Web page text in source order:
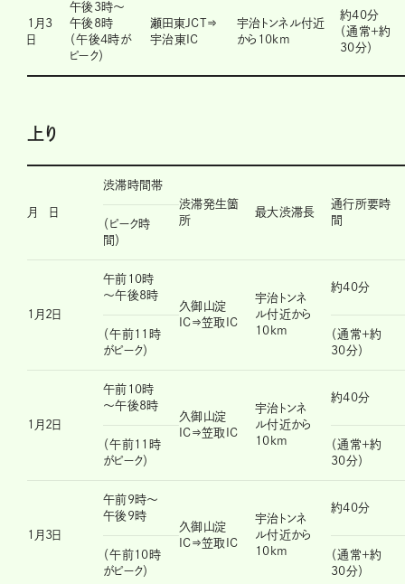
1月3
日
午後3時～
午後8時
（午後4時が
ピーク）
瀬田東JCT⇒
宇治東IC
宇治トンネル付近
から10km
約40分
（通常＋約
30分）
上り
月 日
渋滞時間帯
渋滞発生箇
所
最大渋滞長
通行所要時
間
（ピーク時
間）
1月2日
午前10時
～午後8時
久御山淀
IC⇒笠取IC
宇治トンネ
ル付近から
10km
約40分
（午前11時
がピーク）
（通常＋約
30分）
1月2日
午前10時
～午後8時
久御山淀
IC⇒笠取IC
宇治トンネ
ル付近から
10km
約40分
（午前11時
がピーク）
（通常＋約
30分）
1月3日
午前9時～
午後9時
久御山淀
IC⇒笠取IC
宇治トンネ
ル付近から
10km
約40分
（午前10時
がピーク）
（通常＋約
30分）